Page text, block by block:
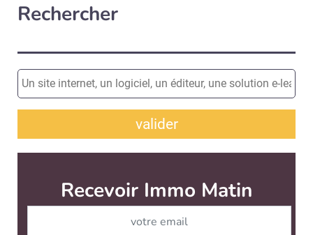
Rechercher
valider
Recevoir Immo Matin